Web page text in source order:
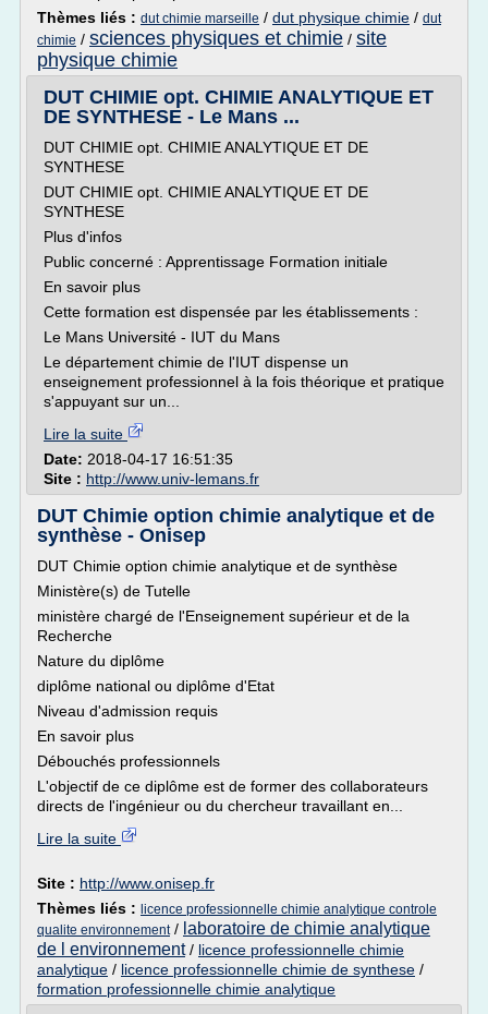
Thèmes liés : dut chimie marseille / dut physique chimie / dut
chimie / sciences physiques et chimie / site
physique chimie
DUT CHIMIE opt. CHIMIE ANALYTIQUE ET
DE SYNTHESE - Le Mans ...
DUT CHIMIE opt. CHIMIE ANALYTIQUE ET DE
SYNTHESE
DUT CHIMIE opt. CHIMIE ANALYTIQUE ET DE
SYNTHESE
Plus d'infos
Public concerné : Apprentissage Formation initiale
En savoir plus
Cette formation est dispensée par les établissements :
Le Mans Université - IUT du Mans
Le département chimie de l'IUT dispense un
enseignement professionnel à la fois théorique et pratique
s'appuyant sur un...
Lire la suite
Date: 2018-04-17 16:51:35
Site : http://www.univ-lemans.fr
DUT Chimie option chimie analytique et de
synthèse - Onisep
DUT Chimie option chimie analytique et de synthèse
Ministère(s) de Tutelle
ministère chargé de l'Enseignement supérieur et de la
Recherche
Nature du diplôme
diplôme national ou diplôme d'Etat
Niveau d'admission requis
En savoir plus
Débouchés professionnels
L'objectif de ce diplôme est de former des collaborateurs
directs de l'ingénieur ou du chercheur travaillant en...
Lire la suite
Site : http://www.onisep.fr
Thèmes liés : licence professionnelle chimie analytique controle
qualite environnement/ laboratoire de chimie analytique
de l environnement/ licence professionnelle chimie
analytique / licence professionnelle chimie de synthese /
formation professionnelle chimie analytique